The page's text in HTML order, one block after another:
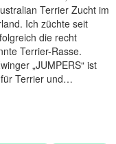
Terrier Zucht im
Ich züchte seit
die recht
Terrier-Rasse.
„JUMPERS“ ist
Terrier und…